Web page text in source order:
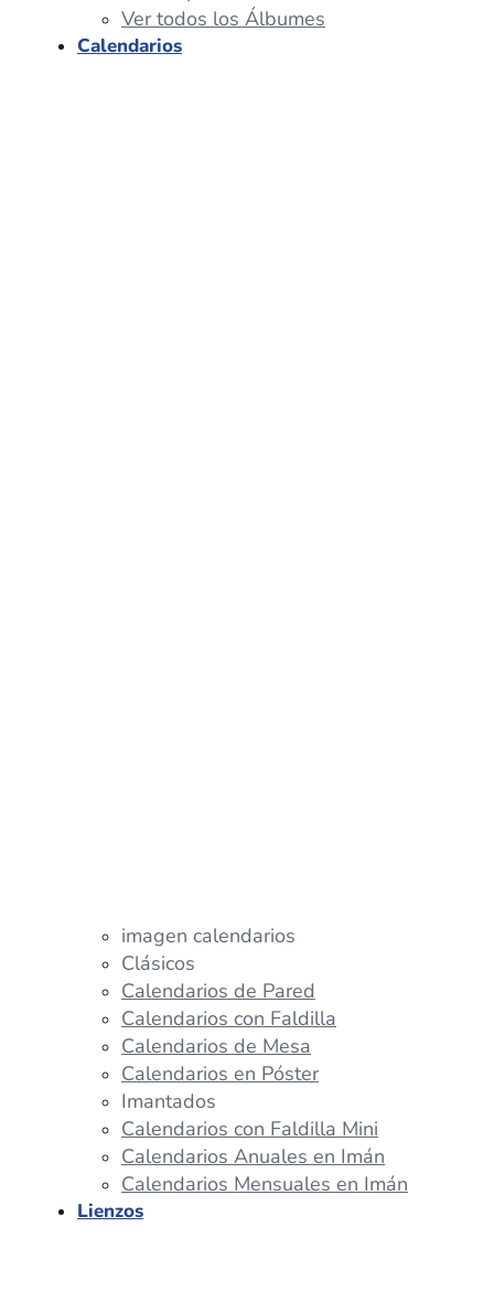
Ver todos los Álbumes
Calendarios
imagen calendarios
Clásicos
Calendarios de Pared
Calendarios con Faldilla
Calendarios de Mesa
Calendarios en Póster
Imantados
Calendarios con Faldilla Mini
Calendarios Anuales en Imán
Calendarios Mensuales en Imán
Lienzos